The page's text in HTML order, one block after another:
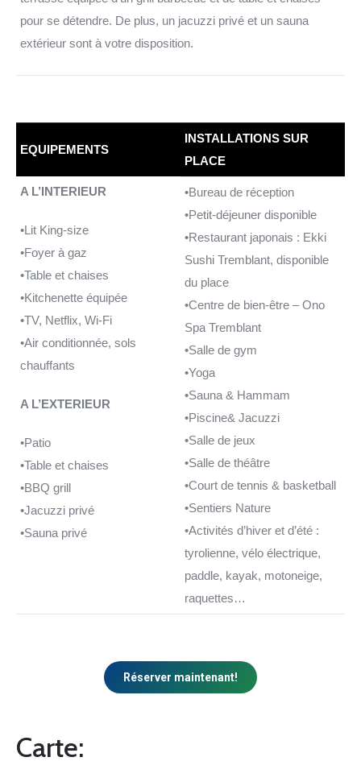
pour se détendre. De plus, un jacuzzi privé et un sauna
extérieur sont à votre disposition.
EQUIPEMENTS
INSTALLATIONS SUR
PLACE
A L’INTERIEUR
•Lit King-size
•Foyer à gaz
•Table et chaises
•Kitchenette équipée
•TV, Netflix, Wi-Fi
•Air conditionnée, sols
chauffants
A L’EXTERIEUR
•Patio
•Table et chaises
•BBQ grill
•Jacuzzi privé
•Sauna privé
•Bureau de réception
•Petit-déjeuner disponible
•Restaurant japonais : Ekki
Sushi Tremblant, disponible
du place
•Centre de bien-être – Ono
Spa Tremblant
•Salle de gym
•Yoga
•Sauna & Hammam
•Piscine& Jacuzzi
•Salle de jeux
•Salle de théâtre
•Court de tennis & basketball
•Sentiers Nature
•Activités d’hiver et d’été :
tyrolienne, vélo électrique,
paddle, kayak, motoneige,
raquettes…
Réserver maintenant!
Carte: